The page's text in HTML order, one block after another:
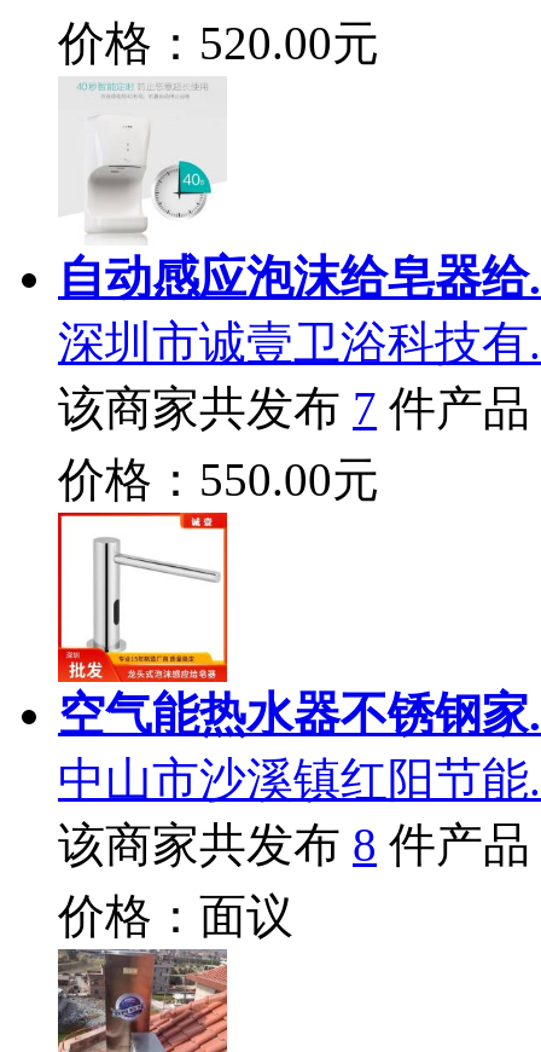
价格：520.00元
自动感应泡沫给皂器给
深圳市诚壹卫浴科技有
该商家共发布 7 件产品
价格：550.00元
空气能热水器不锈钢家
中山市沙溪镇红阳节能
该商家共发布 8 件产品
价格：面议